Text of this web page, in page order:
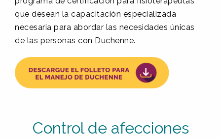
que desean la capacitación especializada
necesaria para abordar las necesidades únicas
de las personas con Duchenne.
Control de afecciones